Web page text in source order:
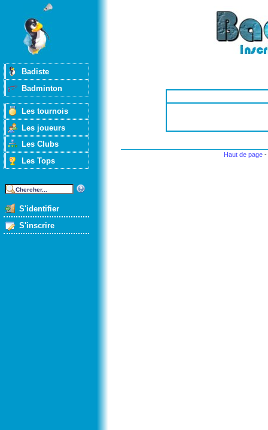
Badiste
Badminton
Les tournois
Les joueurs
Les Clubs
Les Tops
S'identifier
S'inscrire
Haut de page